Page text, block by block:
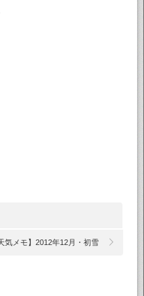
気メモ】2012年12月・初雪